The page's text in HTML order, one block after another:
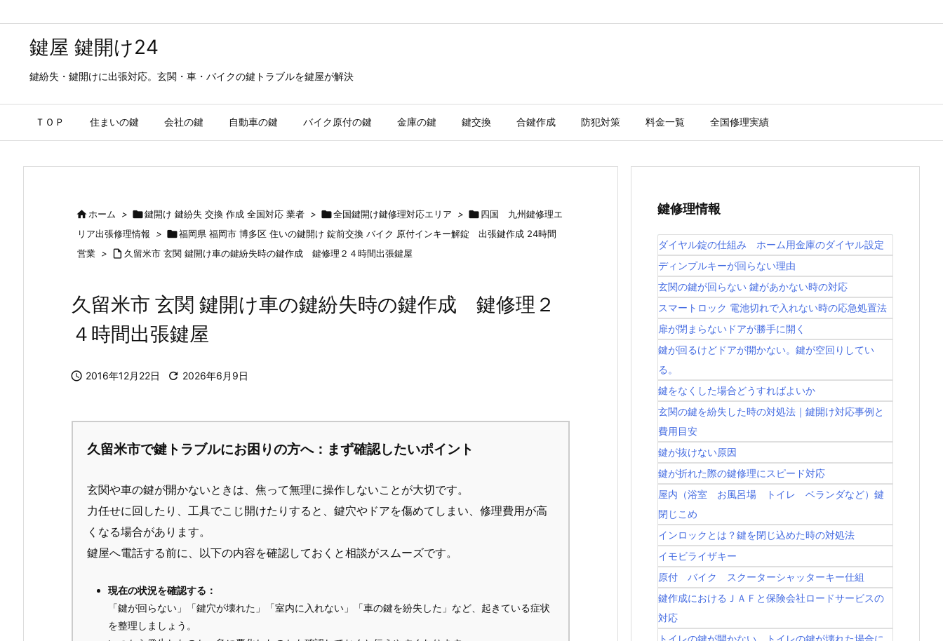
鍵屋 鍵開け24
鍵紛失・鍵開けに出張対応。玄関・車・バイクの鍵トラブルを鍵屋が解決
ＴＯＰ 住まいの鍵 会社の鍵 自動車の鍵 バイク原付の鍵 金庫の鍵 鍵交換 合鍵作成 防犯対策 料金一覧 全国修理実績
ホーム > 鍵開け 鍵紛失 交換 作成 全国対応 業者 > 全国鍵開け鍵修理対応エリア > 四国 九州鍵修理エ
リア出張修理情報
> 福岡県 福岡市 博多区 住いの鍵開け 錠前交換 バイク 原付インキー解錠 出張鍵作成 24時間
営業 >  久留米市 玄関 鍵開け車の鍵紛失時の鍵作成 鍵修理２４時間出張鍵屋
久留米市 玄関 鍵開け車の鍵紛失時の鍵作成 鍵修理２
４時間出張鍵屋
 2016年12月22日  2026年6月9日
久留米市で鍵トラブルにお困りの方へ：まず確認したいポイント
玄関や車の鍵が開かないときは、焦って無理に操作しないことが大切です。
力任せに回したり、工具でこじ開けたりすると、鍵穴やドアを傷めてしまい、修理費用が高
くなる場合があります。
鍵屋へ電話する前に、以下の内容を確認しておくと相談がスムーズです。
現在の状況を確認する：
「鍵が回らない」「鍵穴が壊れた」「室内に入れない」「車の鍵を紛失した」など、起きている症状
を整理しましょう。
鍵修理情報
ダイヤル錠の仕組み ホーム用金庫のダイヤル設定
ディンプルキーが回らない理由
玄関の鍵が回らない 鍵があかない時の対応
スマートロック 電池切れで入れない時の応急処置法
扉が閉まらないドアが勝手に開く
鍵が回るけどドアが開かない。鍵が空回りしてい
る。
鍵をなくした場合どうすればよいか
玄関の鍵を紛失した時の対処法｜鍵開け対応事例と
費用目安
鍵が抜けない原因
鍵が折れた際の鍵修理にスピード対応
屋内（浴室 お風呂場 トイレ ベランダなど）鍵
閉じこめ
インロックとは？鍵を閉じ込めた時の対処法
イモビライザキー
原付 バイク スクーターシャッターキー仕組
鍵作成におけるＪＡＦと保険会社ロードサービスの
対応